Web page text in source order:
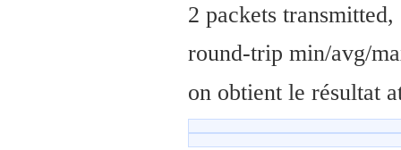
2 packets
round-trip min/avg/
on obtient le résultat